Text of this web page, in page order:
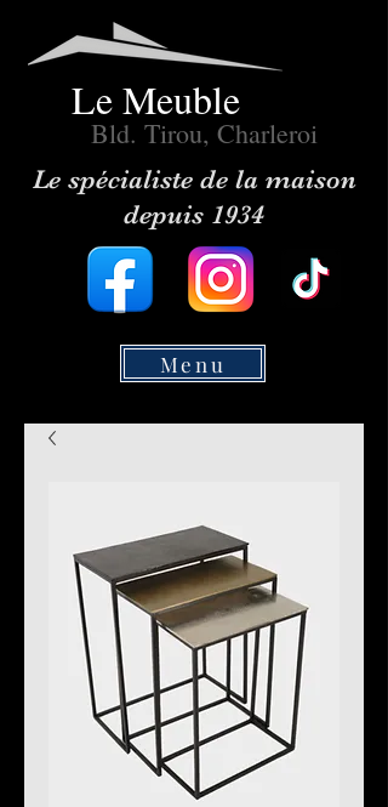
Le Meuble
Bld. Tirou, Charleroi
Le spécialiste de la maison
depuis 1934
Menu